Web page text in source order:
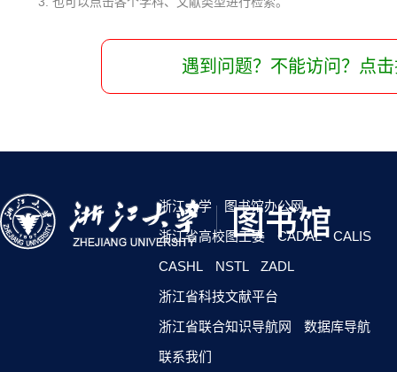
遇到问题？不能访问？点
浙江大学
图书馆办公网
浙江省高校图工委
CADAL
CALIS
CASHL
NSTL
ZADL
浙江省科技文献平台
浙江省联合知识导航网
数据库导航
联系我们